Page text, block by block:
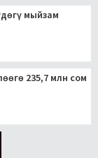
мыйзам
235,7 млн сом